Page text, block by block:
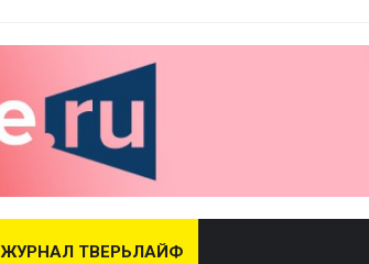
ЖУРНАЛ ТВЕРЬЛАЙФ